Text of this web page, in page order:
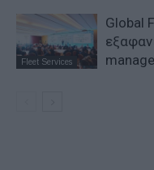
Fleet Services
Global